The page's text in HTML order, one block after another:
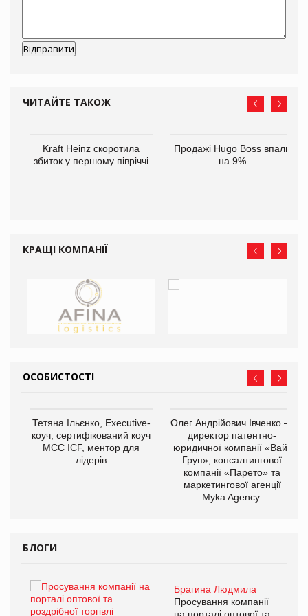
ЧИТАЙТЕ ТАКОЖ
Kraft Heinz скоротила
збиток у першому півріччі
Продажі Hugo Boss впали
на 9%
КРАЩІ КОМПАНІЇ
ОСОБИСТОСТІ
Тетяна Ільєнко, Executive-
коуч, сертифікований коуч
МСС ICF, ментор для
лідерів
Олег Андрійович Івченко —
директор патентно-
юридичної компанії «Вайз
Груп», консалтингової
компанії «Парето» та
маркетингової агенції
Myka Agency.
БЛОГИ
Брагина Людмила
Просування компанії